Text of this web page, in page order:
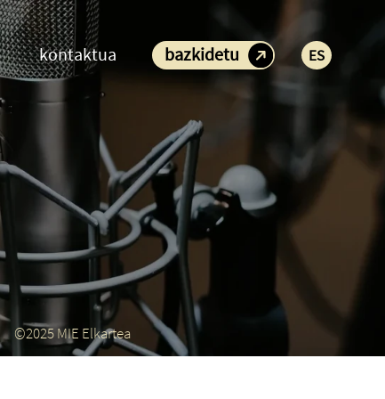
kontaktua bazkidetu ES
©2025 MIE Elkartea